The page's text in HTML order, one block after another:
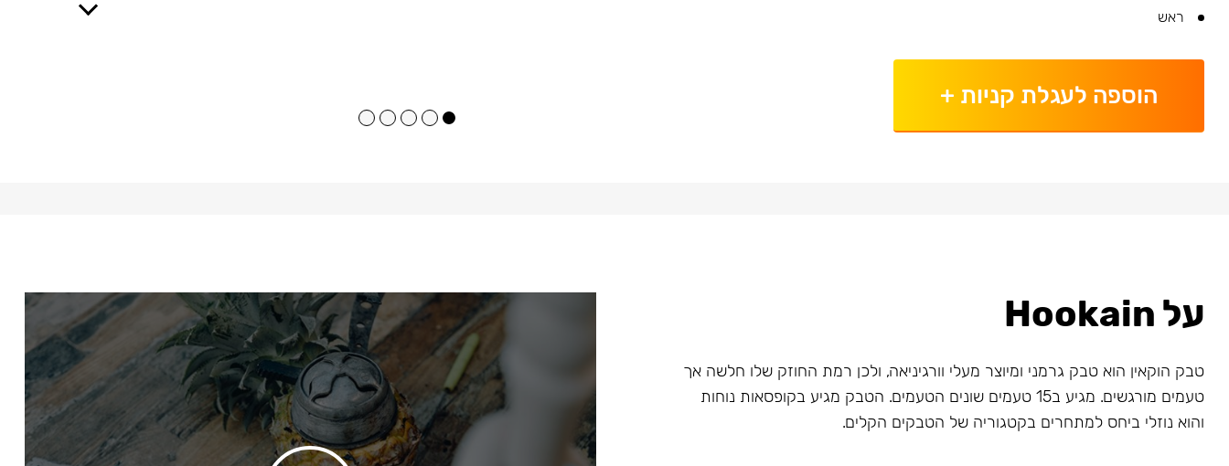
ראש
הוספה לעגלת קניות +
על Hookain
טבק הוקאין הוא טבק גרמני ומיוצר מעלי וורגיניאה, ולכן רמת החוזק שלו חלשה אך
טעמים מורגשים. מגיע ב15 טעמים שונים הטעמים. הטבק מגיע בקופסאות נוחות
והוא נוזלי ביחס למתחרים בקטגוריה של הטבקים הקלים.